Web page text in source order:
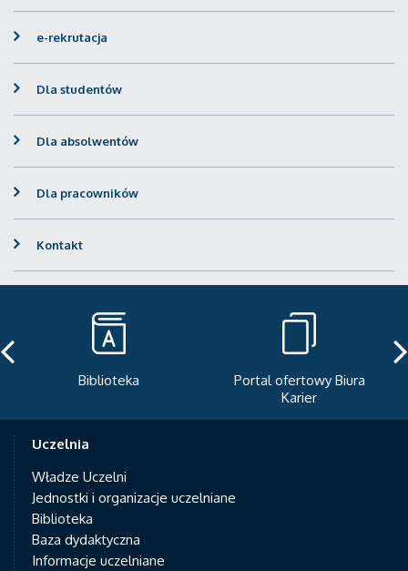
e-rekrutacja
Dla studentów
Dla absolwentów
Dla pracowników
Kontakt
Biblioteka
Portal ofertowy Biura
Karier
Uczelnia
Władze Uczelni
Jednostki i organizacje uczelniane
Biblioteka
Baza dydaktyczna
Informacje uczelniane